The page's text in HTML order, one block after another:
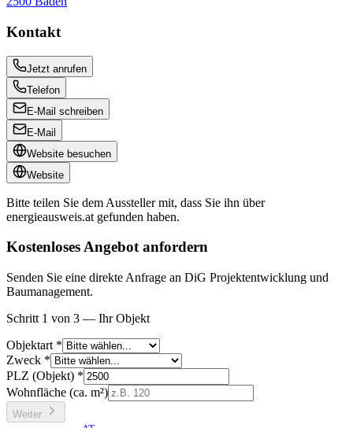
Kontakt
Jetzt anrufen
Telefon
E-Mail schreiben
E-Mail
Website besuchen
Website
Bitte teilen Sie dem Aussteller mit, dass Sie ihn über
energieausweis.at gefunden haben.
Kostenloses Angebot anfordern
Senden Sie eine direkte Anfrage an DiG Projektentwicklung und
Baumanagement.
Schritt 1 von 3 — Ihr Objekt
Objektart *
Zweck *
PLZ (Objekt) *
Wohnfläche (ca. m²)
Weiter